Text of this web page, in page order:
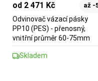
od 2 471 Kč až -
Odvinovač vázací pásky
PP10 (PES) - přenosný,
vnitřní průměr 60-75mm
Skladem